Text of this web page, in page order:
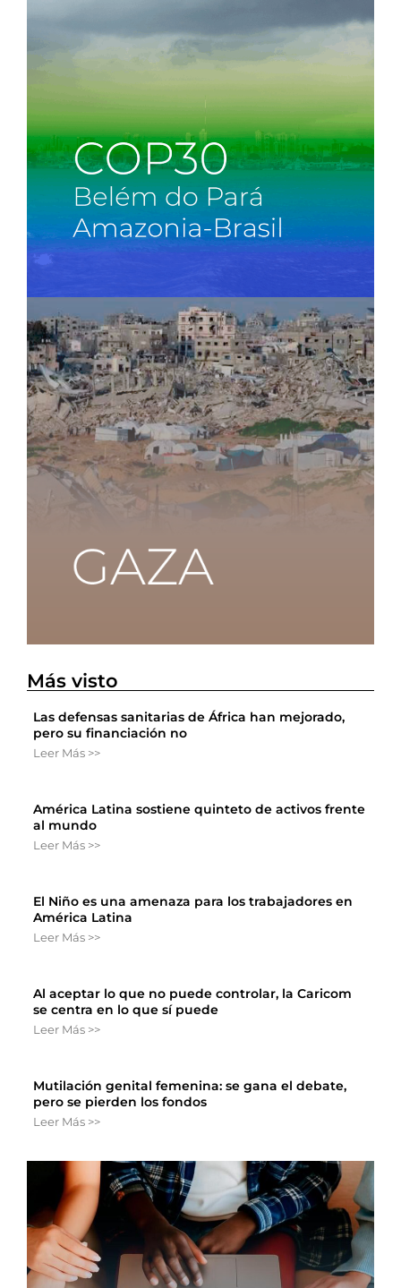
Más visto
Las defensas sanitarias de África han mejorado,
pero su financiación no
Leer Más >>
América Latina sostiene quinteto de activos frente
al mundo
Leer Más >>
El Niño es una amenaza para los trabajadores en
América Latina
Leer Más >>
Al aceptar lo que no puede controlar, la Caricom
se centra en lo que sí puede
Leer Más >>
Mutilación genital femenina: se gana el debate,
pero se pierden los fondos
Leer Más >>